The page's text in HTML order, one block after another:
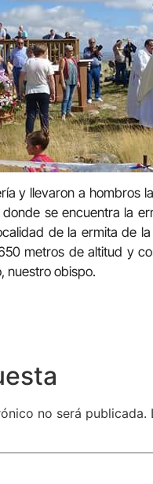
y llevaron a hombros
se encuentra la
de la ermita de
metros de altitud y
nuestro obispo.
no será publicada.